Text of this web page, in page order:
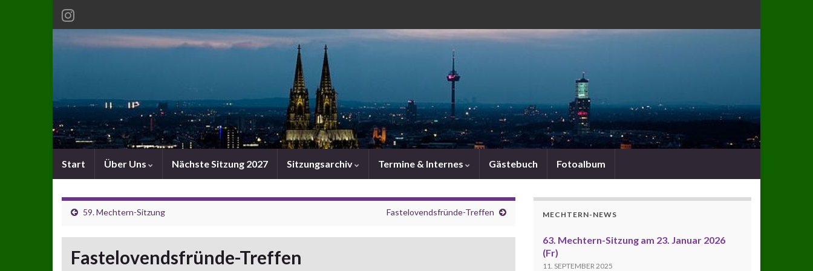
Start Über Uns Nächste Sitzung 2027 Sitzungsarchiv Termine & Internes Gästebuch Fotoalbum
59. Mechtern-Sitzung Fastelovendsfründe-Treffen
Fastelovendsfründe-Treffen
MECHTERN-NEWS
63. Mechtern-Sitzung am 23. Januar 2026
(Fr)
11. SEPTEMBER 2025